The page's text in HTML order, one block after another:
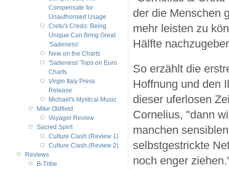
der die Menschen
mehr leisten zu
Hälfte
So erzählt die
Hoffnung und den
dieser uferlosen
Cornelius, "dann
manchen
selbstgestrickte
noch enger
Compensate for
Unauthorised Usage
Cretu's Credo: Being
Unique Can Bring Great
'Sadeness'
New on the Charts
'Sadeness' Tops on Euro
Charts
Virgin Italy Press
Release
Michael's Mystical Music
Mike Oldfield
Voyager Review
Sacred Spirit
Culture Clash (Review 1)
Culture Clash (Review 2)
Reviews
B-Tribe